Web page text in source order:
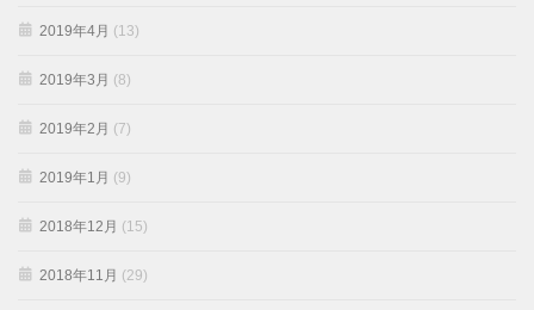
2019年4月 (13)
2019年3月 (8)
2019年2月 (7)
2019年1月 (9)
2018年12月 (15)
2018年11月 (29)